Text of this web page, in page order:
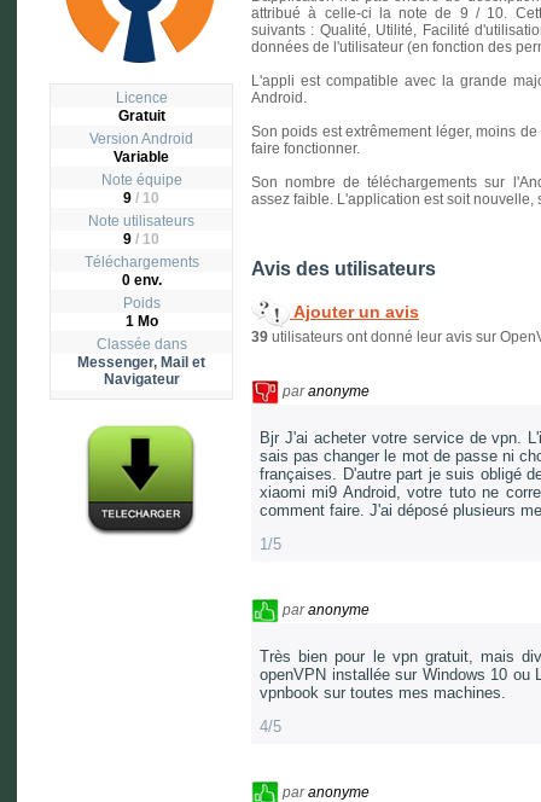
Licence
Gratuit
Version Android
Variable
Note équipe
9 / 10
Note utilisateurs
9 / 10
Téléchargements
0 env.
Poids
1 Mo
Classée dans
Messenger, Mail et
Navigateur
attribué à celle-ci la note de 9 / 10.
suivants : Qualité, Utilité, Facilité
données de l'utilisateur (en fonction des
L'appli est compatible avec la grande
Android.
Son poids est extrêmement léger, moins
faire fonctionner.
Son nombre de téléchargements sur
assez faible. L'application est soit
Avis des utilisateurs
Ajouter un avis
39 utilisateurs ont donné leur avis sur
paranonyme
Bjr J'ai acheter votre service de vpn.
sais pas changer le mot de passe ni
françaises. D'autre part je suis obligé
xiaomi mi9 Android, votre tuto ne
comment faire. J'ai déposé plusieurs
1/5
paranonyme
Très bien pour le vpn gratuit, mais
openVPN installée sur Windows 10 ou
vpnbook sur toutes mes machines.
4/5
paranonyme